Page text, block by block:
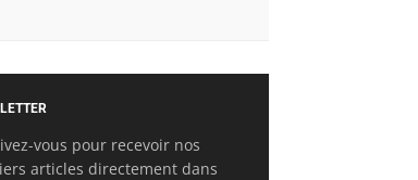
vous pour recevoir nos
articles directement dans